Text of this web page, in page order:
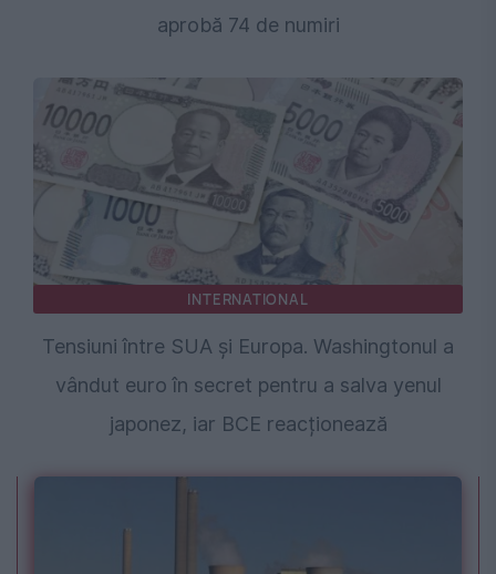
aprobă 74 de numiri
INTERNATIONAL
Tensiuni între SUA și Europa. Washingtonul a
vândut euro în secret pentru a salva yenul
japonez, iar BCE reacționează